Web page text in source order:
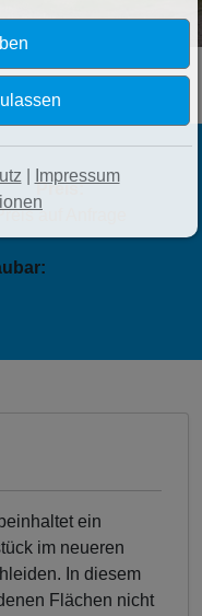
Preis:
auf Anfrage
ein
im neueren
In diesem
Flächen nicht
Impressum